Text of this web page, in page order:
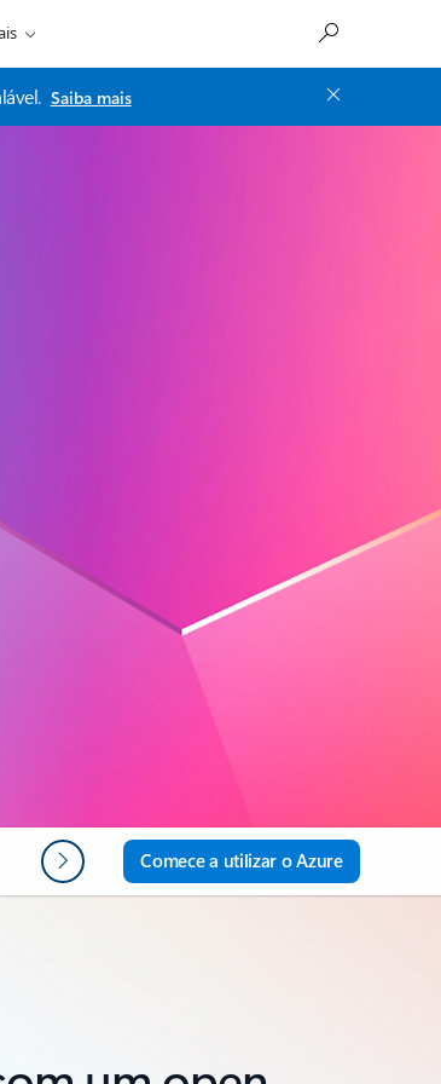
Saiba mais
FAQ Próximos passos
Comece a utilizar o Azure